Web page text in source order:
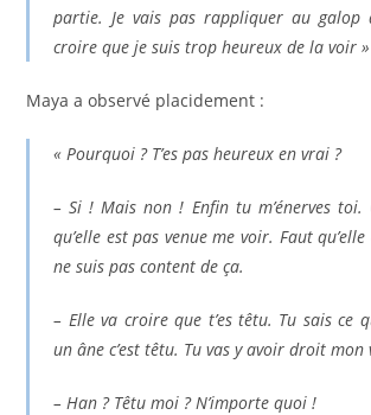
partie. Je vais pas rappliquer au galop
croire que je suis trop heureux de la voir »
Maya a observé placidement :
« Pourquoi ? T’es pas heureux en vrai ?
– Si ! Mais non ! Enfin tu m’énerves toi.
qu’elle est pas venue me voir. Faut
ne suis pas content de ça.
– Elle va croire que t’es têtu. Tu sais ce
un âne c’est têtu. Tu vas y avoir droit mon
– Han ? Têtu moi ? N’importe quoi !